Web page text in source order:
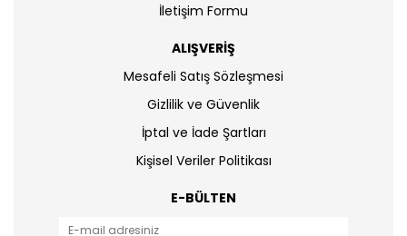
İletişim Formu
ALIŞVERİŞ
Mesafeli Satış Sözleşmesi
Gizlilik ve Güvenlik
İptal ve İade Şartları
Kişisel Veriler Politikası
E-BÜLTEN